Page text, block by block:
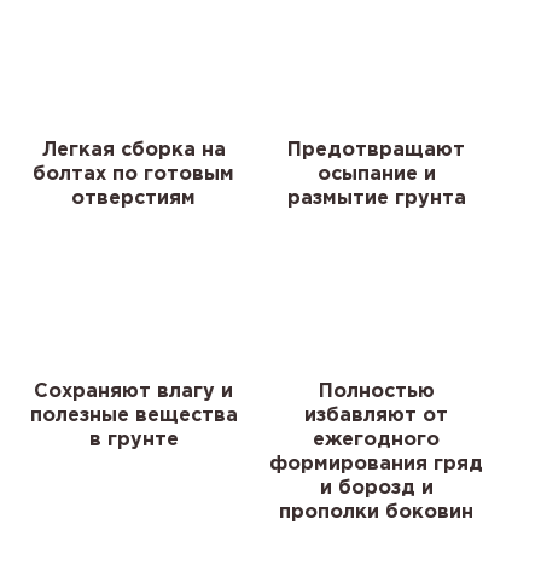
Легкая сборка на
болтах по готовым
отверстиям
Предотвращают
осыпание и
размытие грунта
Сохраняют влагу и
полезные вещества
в грунте
Полностью
избавляют от
ежегодного
формирования гряд
и борозд и
прополки боковин